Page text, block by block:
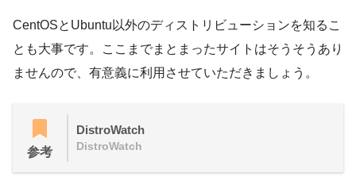
CentOSとUbuntu以外のディストリビューションを知るこ
とも大事です。ここまでまとまったサイトはそうそうあり
ませんので、有意義に利用させていただきましょう。
参考
DistroWatch
DistroWatch